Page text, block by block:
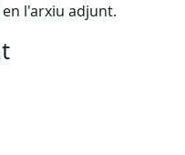
l'arxiu adjunt.